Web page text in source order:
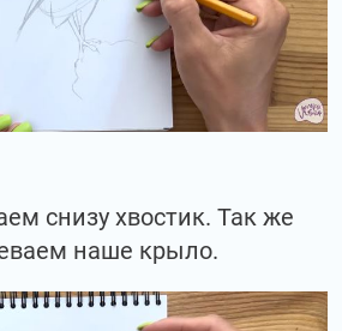
снизу хвостик. Так же
наше крыло.